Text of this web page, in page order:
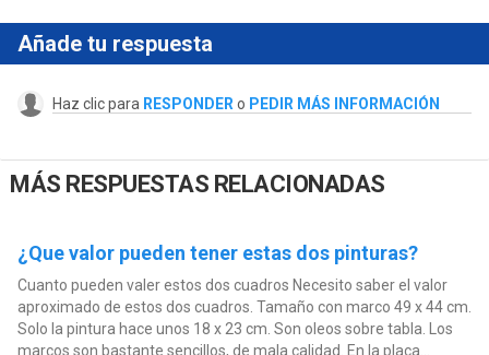
Añade tu respuesta
Haz clic para RESPONDER o PEDIR MÁS INFORMACIÓN
MÁS RESPUESTAS RELACIONADAS
¿Que valor pueden tener estas dos pinturas?
Cuanto pueden valer estos dos cuadros Necesito saber el valor
aproximado de estos dos cuadros. Tamaño con marco 49 x 44 cm.
Solo la pintura hace unos 18 x 23 cm. Son oleos sobre tabla. Los
marcos son bastante sencillos, de mala calidad. En la placa...